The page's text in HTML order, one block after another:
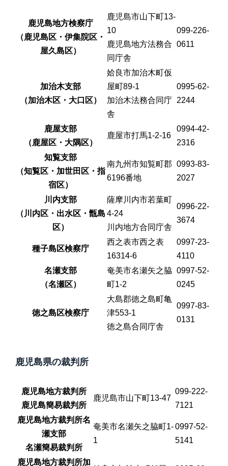
鹿児島地方検察庁
（鹿児島区・伊集院区・
屋久島区）
鹿児島市山下町13-
10
鹿児島地方法務合
同庁舎
099-226-
0611
加治木支部
（加治木区・大口区）
姶良市加治木町仮
屋町89-1
加治木法務合同庁
舎
0995-62-
2244
鹿屋支部
（鹿屋区・大隅区）
鹿屋市打馬1-2-16
0994-42-
2316
知覧支部
（知覧区・加世田区・指
宿区）
南九州市知覧町郡
6196番地
0993-83-
2027
川内支部
（川内区・出水区・甑島
区）
薩摩川内市若葉町
4-24
川内地方合同庁舎
0996-22-
3674
種子島区検察庁
西之表市西之表
16314-6
0997-23-
4110
名瀬支部
（名瀬区）
奄美市名瀬矢之脇
町1-2
0997-52-
0245
徳之島区検察庁
大島郡徳之島町亀
津553-1
徳之島合同庁舎
0997-83-
0131
鹿児島県の裁判所
鹿児島地方裁判所
鹿児島簡易裁判所
鹿児島市山下町13-47
099-222-
7121
鹿児島地方裁判所名
瀬支部
名瀬簡易裁判所
奄美市名瀬矢之脇町1-
1
0997-52-
5141
鹿児島地方裁判所加